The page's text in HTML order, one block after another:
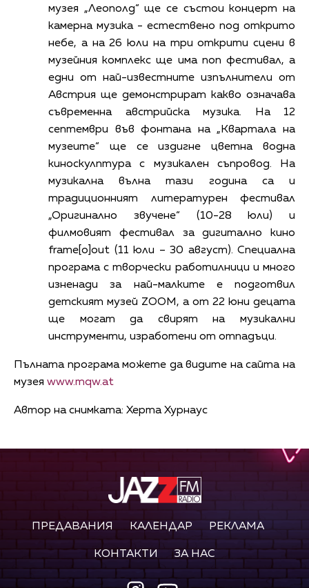
музея „Леополд“ ще се състои концерт на
камерна музика - естествено под открито
небе, а на 26 юли на три открити сцени в
музейния комплекс ще има поп фестивал, а
едни от най-известните изпълнители от
Австрия ще демонстрират какво означава
съвременна австрийска музика. На 12
септември във фонтана на „Квартала на
музеите“ ще се издигне цветна водна
киноскулптура с музикален съпровод. На
музикална вълна тази година са и
традиционният литературен фестивал
„Оригинално звучене“ (10-28 юли) и
филмовият фестивал за дигитално кино
frame[o]out (11 юли – 30 август). Специална
програма с творчески работилници и много
изненади за най-малките е подготвил
детският музей ZOOM, а от 22 юни децата
ще могат да свирят на музикални
инструменти, изработени от отпадъци.
Пълната програма можете да видите на сайта на
музея www.mqw.at
Автор на снимката: Херта Хурнаус
ПРЕДАВАНИЯ КАЛЕНДАР РЕКЛАМА
КОНТАКТИ ЗА НАС